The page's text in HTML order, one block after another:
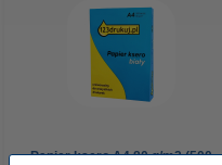
Papier ksero A4 80 g/m2 (500